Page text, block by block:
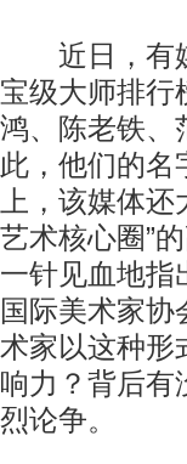
近日，有媒
宝级大师排行
鸿、陈老铁、
此，他们的名
上，该媒体
艺术核心圈”
一针见血地指
国际美术家
术家以这种形
响力？背后有
烈论争。